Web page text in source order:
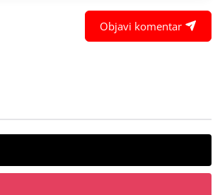
Objavi komentar